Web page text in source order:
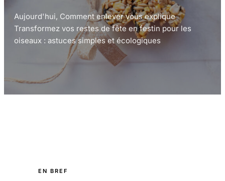
Aujourd'hui, Comment enlever vous explique
Transformez vos restes de fête en festin pour les
oiseaux : astuces simples et écologiques
EN BREF